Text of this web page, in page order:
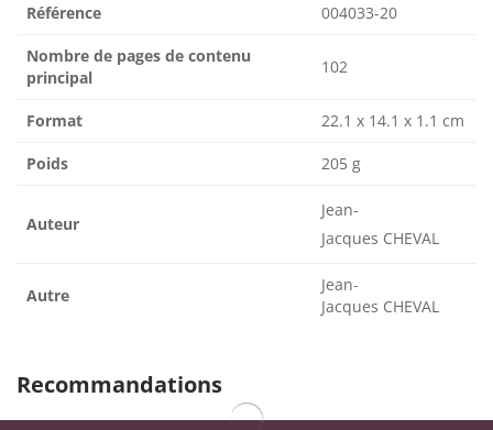
Référence 004033-20
Nombre de pages de contenu
principal
102
Format 22.1 x 14.1 x 1.1 cm
Poids 205 g
Auteur
Jean-
Jacques CHEVAL
Autre
Jean-
Jacques CHEVAL
Recommandations